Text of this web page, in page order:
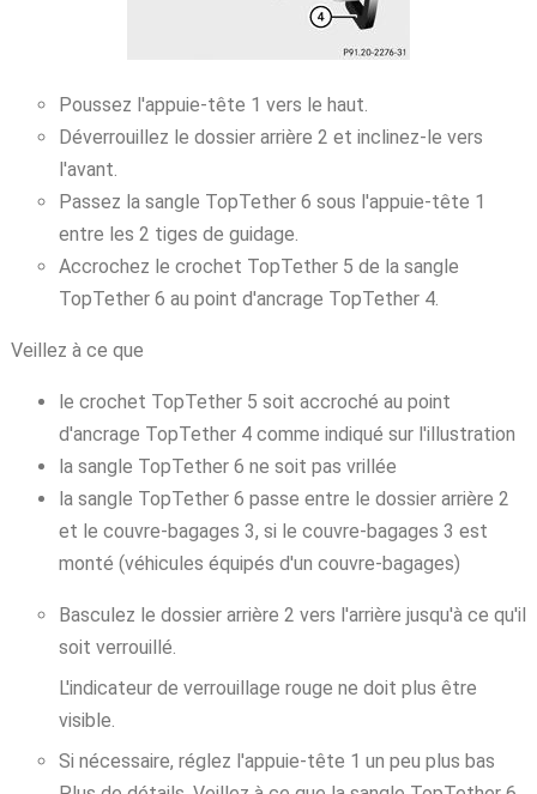
Poussez l'appuie-tête 1 vers le haut.
Déverrouillez le dossier arrière 2 et inclinez-le vers
l'avant.
Passez la sangle TopTether 6 sous l'appuie-tête 1
entre les 2 tiges de guidage.
Accrochez le crochet TopTether 5 de la sangle
TopTether 6 au point d'ancrage TopTether 4.
Veillez à ce que
le crochet TopTether 5 soit accroché au point
d'ancrage TopTether 4 comme indiqué sur l'illustration
la sangle TopTether 6 ne soit pas vrillée
la sangle TopTether 6 passe entre le dossier arrière 2
et le couvre-bagages 3, si le couvre-bagages 3 est
monté (véhicules équipés d'un couvre-bagages)
Basculez le dossier arrière 2 vers l'arrière jusqu'à ce qu'il
soit verrouillé.
L'indicateur de verrouillage rouge ne doit plus être
visible.
Si nécessaire, réglez l'appuie-tête 1 un peu plus bas